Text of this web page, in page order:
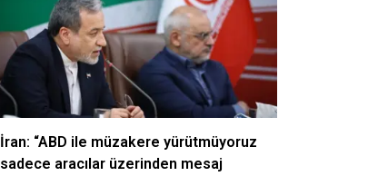
İran: “ABD ile müzakere yürütmüyoruz
sadece aracılar üzerinden mesaj